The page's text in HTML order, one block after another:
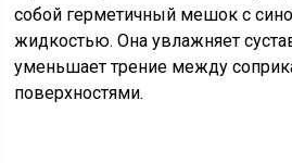
собой герметичный мешок с
жидкостью. Она увлажняет
уменьшает трение между
поверхностями.